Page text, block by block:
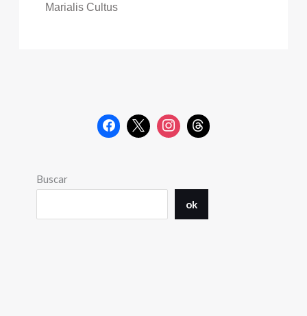
Marialis Cultus
Buscar
ok